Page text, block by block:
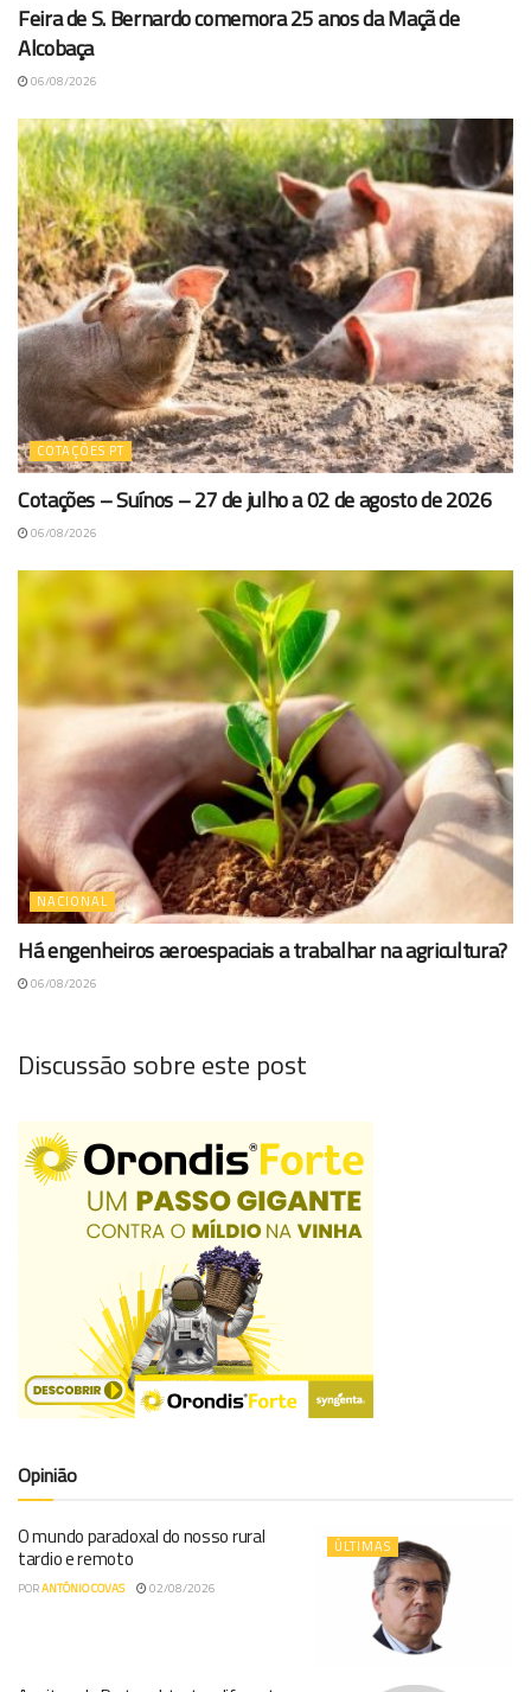
Feira de S. Bernardo comemora 25 anos da Maçã de
Alcobaça
06/08/2026
COTAÇÕES PT
Cotações – Suínos – 27 de julho a 02 de agosto de 2026
06/08/2026
NACIONAL
Há engenheiros aeroespaciais a trabalhar na agricultura?
06/08/2026
Discussão sobre este post
Opinião
ÚLTIMAS
O mundo paradoxal do nosso rural
tardio e remoto
PORANTÓNIO COVAS 02/08/2026